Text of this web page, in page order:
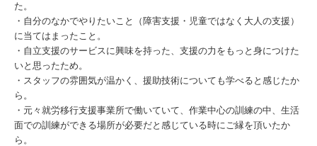
た。
・自分のなかでやりたいこと（障害支援・児童ではなく大人の支援）
に当てはまったこと。
・自立支援のサービスに興味を持った、支援の力をもっと身につけた
いと思ったため。
・スタッフの雰囲気が温かく、援助技術についても学べると感じたか
ら。
・元々就労移行支援事業所で働いていて、作業中心の訓練の中、生活
面での訓練ができる場所が必要だと感じている時にご縁を頂いたか
ら。